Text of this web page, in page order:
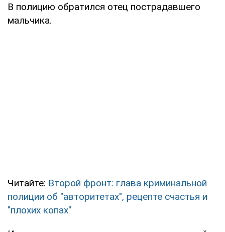
В полицию обратился отец пострадавшего
мальчика.
Читайте: Второй фронт: глава криминальной
полиции об "авторитетах", рецепте счастья и
"плохих копах"